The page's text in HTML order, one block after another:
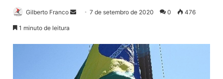
Gilberto Franco
u
7 de setembro de 2020 0 476
1 minuto de leitura